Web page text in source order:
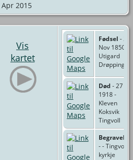
Apr 2015
Vis
kartet
Fødsel - 25
Nov 1850 -
Utigard
Drøpping
Død - 27 Jul
1918 -
Kleven
Koksvik
Tingvoll
Begravelse
- - Tingvoll
kyrkje